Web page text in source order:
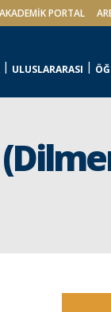
AKADEMİK PORTAL
ULUSLARARASI